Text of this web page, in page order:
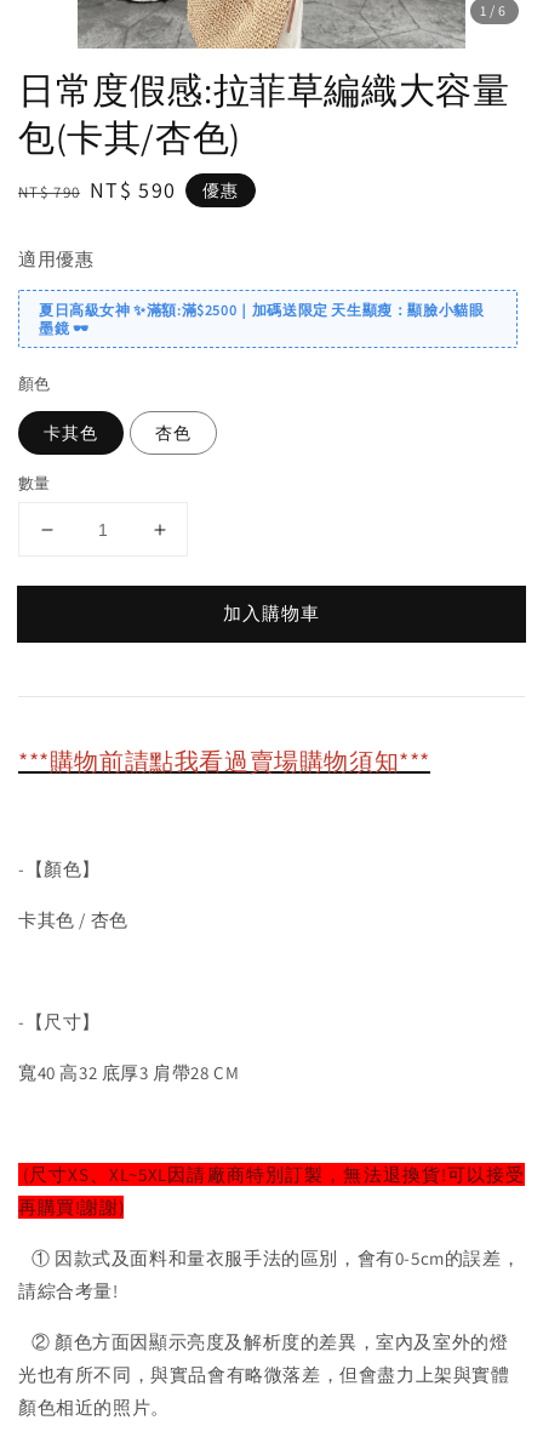
1 /6
日常度假感:拉菲草編織大容量
包(卡其/杏色)
Regular
NT$ 790 Sale
NT$ 590 優惠
適用優惠
夏日高級女神 ✨滿額:滿$2500｜加碼送限定 天生顯瘦：顯臉小貓眼
墨鏡 🕶️
顏色
卡其色 杏色
數量
加入購物車
***購物前請點我看過賣場購物須知***
-【顏色】
卡其色 / 杏色
-【尺寸】
寬40 高32 底厚3 肩帶28 CM
(尺寸XS、XL~5XL因請廠商特別訂製，無法退換貨!可以接受
再購買!謝謝)
① 因款式及面料和量衣服手法的區別，會有0-5cm的誤差，
請綜合考量!
② 顏色方面因顯示亮度及解析度的差異，室內及室外的燈
光也有所不同，與實品會有略微落差，但會盡力上架與實體
顏色相近的照片。